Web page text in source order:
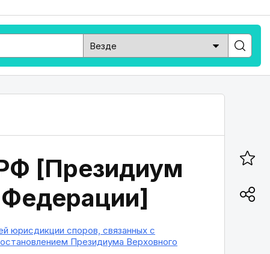
[Президиум
Федерации]
юрисдикции споров, связанных с
Президиума Верховного